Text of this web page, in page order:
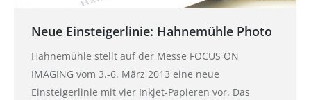
Neue Einsteigerlinie: Hahnemühle Photo
Hahnemühle stellt auf der Messe FOCUS ON
IMAGING vom 3.-6. März 2013 eine neue
Einsteigerlinie mit vier Inkjet-Papieren vor. Das